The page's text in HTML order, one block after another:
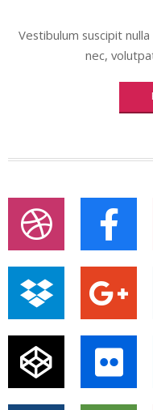
Vestibulum suscipit
nec,